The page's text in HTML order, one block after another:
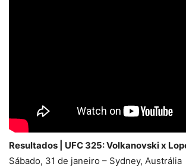
Resultados | UFC 325: Volkanovski x
Sábado, 31 de janeiro – Sydney, Austrália